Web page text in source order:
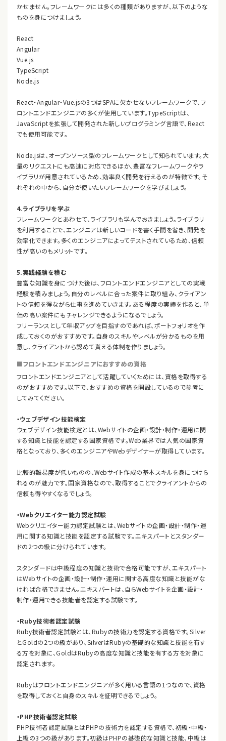
かせません。フレームワークには多くの種類がありますが、以下のような
ものを身につけましょう。
React
Angular
Vue.js
TypeScript
Node.js
React・Angular・Vue.jsの3つはSPAに欠かせないフレームワークで、フ
ロントエンドエンジニアの多くが使用しています。TypeScriptは、
JavaScriptを拡張して開発された新しいプログラミング言語で、React
でも使用可能です。
Node.jsは、オープンソース型のフレームワークとして知られています。大
量のリクエストにも高速に対応できるほか、豊富なフレームワークやラ
イブラリが用意されているため、効率良く開発を行えるのが特徴です。そ
れぞれの中から、自分が使いたいフレームワークを学びましょう。
4.ライブラリを学ぶ
フレームワークとあわせて、ライブラリも学んでおきましょう。ライブラリ
を利用することで、エンジニアは新しいコードを書く手間を省き、開発を
効率化できます。多くのエンジニアによってテストされているため、信頼
性が高いのもメリットです。
5.実践経験を積む
豊富な知識を身につけた後は、フロントエンドエンジニアとしての実戦
経験を積みましょう。自分のレベルに合った案件に取り組み、クライアン
トの信頼を得ながら仕事を進めていきます。ある程度の実績を作ると、単
価の高い案件にもチャレンジできるようになるでしょう。
フリーランスとして年収アップを目指すのであれば、ポートフォリオを作
成しておくのがおすすめです。自身のスキルやレベルが分かるものを用
意し、クライアントから認めて貰える体制を作りましょう。
■フロントエンドエンジニアにおすすめの資格
フロントエンドエンジニアとして活躍していくためには、資格を取得する
のがおすすめです。以下で、おすすめの資格を開設しているので参考に
してみてください。
・ウェブデザイン技能検定
ウェブデザイン技能検定とは、Webサイトの企画・設計・制作・運用に関
する知識と技能を認定する国家資格です。Web業界では人気の国家資
格となっており、多くのエンジニアやWebデザイナーが取得しています。
比較的難易度が低いものの、Webサイト作成の基本スキルを身につけら
れるのが魅力です。国家資格なので、取得することでクライアントからの
信頼も得やすくなるでしょう。
・Webクリエイター能力認定試験
Webクリエイター能力認定試験とは、Webサイトの企画・設計・制作・運
用に関する知識と技能を認定する試験です。エキスパートとスタンダー
ドの2つの級に分けられています。
スタンダードは中級程度の知識と技術で合格可能ですが、エキスパート
はWebサイトの企画・設計・制作・運用に関する高度な知識と技能がな
ければ合格できません。エキスパートは、自らWebサイトを企画・設計・
制作・運用できる技能者を認定する試験です。
・Ruby技術者認定試験
Ruby技術者認定試験とは、Rubyの技術力を認定する資格です。Silver
とGoldの2つの級があり、SilverはRubyの基礎的な知識と技能を有す
る方を対象に、GoldはRubyの高度な知識と技能を有する方を対象に
認定されます。
Rubyはフロントエンドエンジニアが多く用いる言語の1つなので、資格
を取得しておくと自身のスキルを証明できるでしょう。
・PHP技術者認定試験
PHP技術者認定試験とはPHPの技術力を認定する資格で、初級・中級・
上級の3つの級があります。初級はPHPの基礎的な知識と技能、中級は